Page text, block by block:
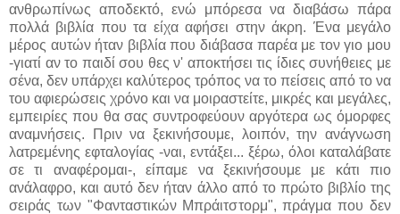
ανθρωπίνως αποδεκτό, ενώ μπόρεσα να διαβάσω πάρα
πολλά βιβλία που τα είχα αφήσει στην άκρη. Ένα μεγάλο
μέρος αυτών ήταν βιβλία που διάβασα παρέα με τον γιο μου
-γιατί αν το παιδί σου θες ν' αποκτήσει τις ίδιες συνήθειες με
σένα, δεν υπάρχει καλύτερος τρόπος να το πείσεις από το να
του αφιερώσεις χρόνο και να μοιραστείτε, μικρές και μεγάλες,
εμπειρίες που θα σας συντροφεύουν αργότερα ως όμορφες
αναμνήσεις. Πριν να ξεκινήσουμε, λοιπόν, την ανάγνωση
λατρεμένης εφταλογίας -ναι, εντάξει... ξέρω, όλοι καταλάβατε
σε τι αναφέρομαι-, είπαμε να ξεκινήσουμε με κάτι πιο
ανάλαφρο, και αυτό δεν ήταν άλλο από το πρώτο βιβλίο της
σειράς των "Φανταστικών Μπράιτστορμ", πράγμα που δεν